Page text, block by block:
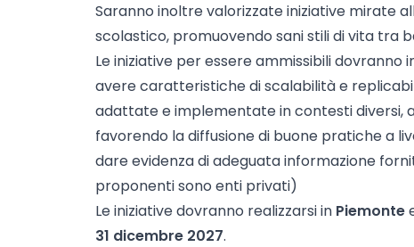
Saranno inoltre valorizzate iniziative mirate
scolastico, promuovendo sani stili di vita tra
Le iniziative per essere ammissibili dovranno
avere caratteristiche di scalabilità e
adattate e implementate in contesti diversi,
favorendo la diffusione di buone pratiche a
dare evidenza di adeguata informazione
proponenti sono enti privati)
Le iniziative dovranno realizzarsi in Piemonte
31 dicembre 2027.